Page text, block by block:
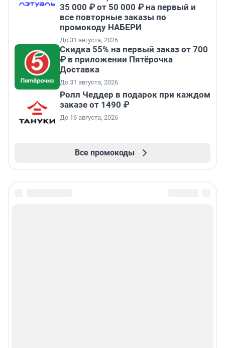
35 000 ₽ от 50 000 ₽ на первый и
все повторные заказы по
промокоду НАБЕРИ
До 31 августа, 2026
Скидка 55% на первый заказ от 700
₽ в приложении Пятёрочка
Доставка
До 31 августа, 2026
Ролл Чеддер в подарок при каждом
заказе от 1490 ₽
До 16 августа, 2026
Все промокоды